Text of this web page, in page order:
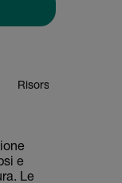
Risorse E Supporto
e
Le